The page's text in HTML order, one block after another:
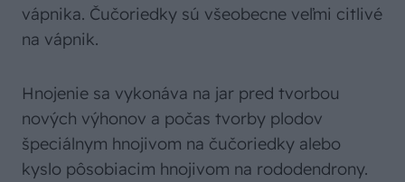
vápnika. Čučoriedky sú všeobecne veľmi citlivé
na vápnik.
Hnojenie sa vykonáva na jar pred tvorbou
nových výhonov a počas tvorby plodov
špeciálnym hnojivom na čučoriedky alebo
kyslo pôsobiacim hnojivom na rododendrony.